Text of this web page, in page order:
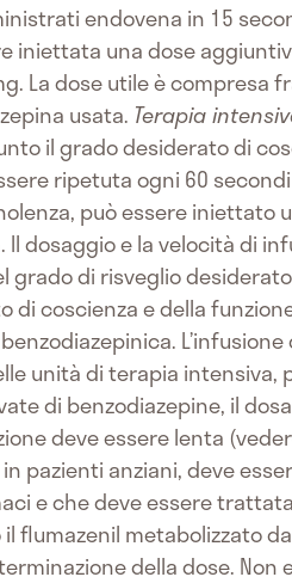
endovena in 15
iniettata una dose
La dose utile è compresa
usata. Terapia
il grado desiderato di
ripetuta ogni 60
può essere iniettato
Il dosaggio e la velocità di
di risveglio
coscienza e della
L’infusione
unità di terapia intensiva,
di benzodiazepine, il
deve essere lenta
pazienti anziani, deve
e che deve essere
il flumazenil metabolizzato
della dose. Non